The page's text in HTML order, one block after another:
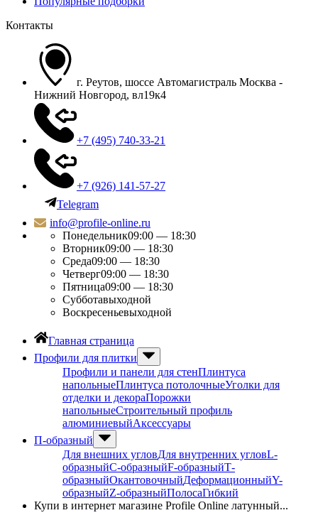
Контакты
г. Реутов, шоссе Автомагистраль Москва -
Нижний Новгород, вл19к4
+7 (495) 740-33-21
+7 (926) 141-57-27
Telegram
info@profile-online.ru
Понедельник09:00 — 18:30
Вторник09:00 — 18:30
Среда09:00 — 18:30
Четверг09:00 — 18:30
Пятница09:00 — 18:30
Субботавыходной
Воскресеньевыходной
Главная страница
Профили для плитки
Профили и панели для стенПлинтуса
напольныеПлинтуса потолочныеУголки для
отделки и декораПорожки
напольныеСтроительный профиль
алюминиевыйАксессуары
П-образный
Для внешних угловДля внутренних угловL-
образныйС-образныйF-образныйТ-
образныйОкантовочныйДеформационныйY-
образныйZ-образныйПолосаГибкий
Купи в интернет магазине Profile Online латунный...